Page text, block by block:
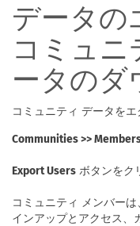
データの
コミュ
ータのダ
コミュニティ データを
Communities >>
Export Users ボタンをク
コミュニティ メンバー
インアップとアクセス、